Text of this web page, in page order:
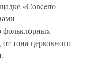
«Concerto
фольклорных
тона церковного